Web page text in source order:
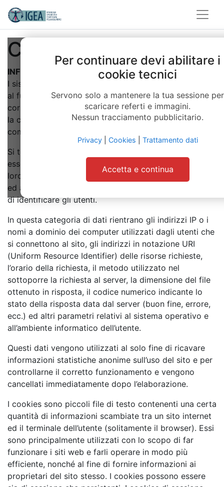
Per continuare devi abilitare i
cookie tecnici
Servono solo a mantenere la tua sessione per
scaricare referti e immagini.
Nessun tracciamento pubblicitario.
Privacy| Cookies Trattamento dati
Accetta e continua
Cookies
INFORMATIVA SUI COOKIES
I sistemi informatici e le procedure software preposte
al funzionamento di questo sito web acquisiscono, nel
corso del loro normale esercizio, alcuni dati personali
la cui trasmissione è implicita nell’uso dei protocolli di
comunicazione di Internet.
Si tratta di informazioni che non sono raccolte per
essere associate a interessati identificati, ma che per
loro stessa natura potrebbero, attraverso elaborazioni
ed associazioni con dati detenuti da terzi, permettere
di identificare gli utenti.
In questa categoria di dati rientrano gli indirizzi IP o i
nomi a dominio dei computer utilizzati dagli utenti che
si connettono al sito, gli indirizzi in notazione URI
(Uniform Resource Identifier) delle risorse richieste,
l’orario della richiesta, il metodo utilizzato nel
sottoporre la richiesta al server, la dimensione del file
ottenuto in risposta, il codice numerico indicante lo
stato della risposta data dal server (buon fine, errore,
ecc.) ed altri parametri relativi al sistema operativo e
all’ambiente informatico dell’utente.
Questi dati vengono utilizzati al solo fine di ricavare
informazioni statistiche anonime sull’uso del sito e per
controllarne il corretto funzionamento e vengono
cancellati immediatamente dopo l’elaborazione.
I cookies sono piccoli file di testo contenenti una certa
quantità di informazioni scambiate tra un sito internet
ed il terminale dell’utente (solitamente il browser). Essi
sono principalmente utilizzati con lo scopo di far
funzionare i siti web e farli operare in modo più
efficiente, nonché al fine di fornire informazioni ai
proprietari del sito stesso. I cookies possono essere